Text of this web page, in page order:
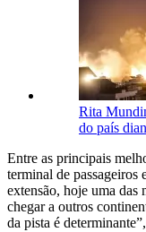
Rita
do país
Entre as principais
terminal de passageiros
extensão, hoje uma das
chegar a outros
da pista é